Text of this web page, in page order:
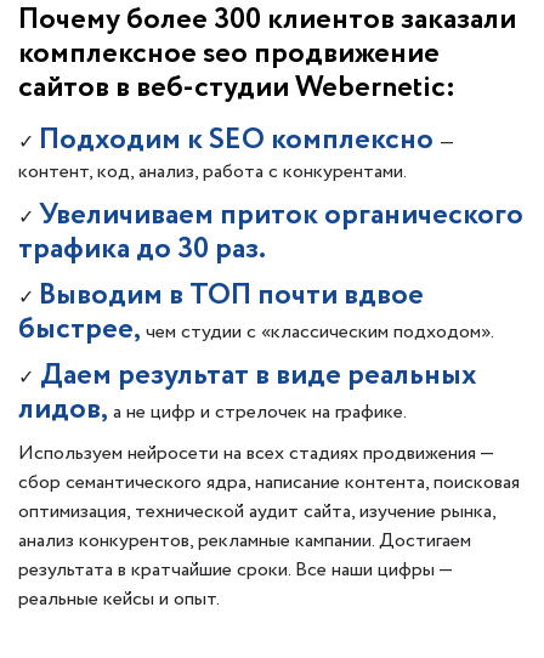
Почему более 300 клиентов заказали
комплексное seo продвижение
сайтов в веб-студии Webernetic:
✓ Подходим к SEO комплексно —
контент, код, анализ, работа с конкурентами.
✓ Увеличиваем приток органического
трафика до 30 раз.
✓ Выводим в ТОП почти вдвое
быстрее, чем студии с «классическим подходом».
✓ Даем результат в виде реальных
лидов, а не цифр и стрелочек на графике.
Используем нейросети на всех стадиях продвижения —
сбор семантического ядра, написание контента, поисковая
оптимизация, технической аудит сайта, изучение рынка,
анализ конкурентов, рекламные кампании. Достигаем
результата в кратчайшие сроки. Все наши цифры —
реальные кейсы и опыт.